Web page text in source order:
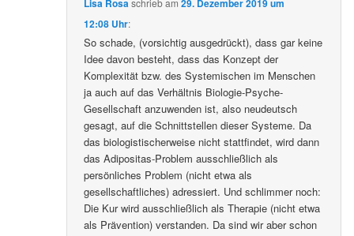
Lisa Rosaschriebam29. Dezember 2019 um
12:08 Uhr:
So schade, (vorsichtig ausgedrückt), dass gar keine
Idee davon besteht, dass das Konzept der
Komplexität bzw. des Systemischen im Menschen
ja auch auf das Verhältnis Biologie-Psyche-
Gesellschaft anzuwenden ist, also neudeutsch
gesagt, auf die Schnittstellen dieser Systeme. Da
das biologistischerweise nicht stattfindet, wird dann
das Adipositas-Problem ausschließlich als
persönliches Problem (nicht etwa als
gesellschaftliches) adressiert. Und schlimmer noch:
Die Kur wird ausschließlich als Therapie (nicht etwa
als Prävention) verstanden. Da sind wir aber schon